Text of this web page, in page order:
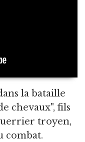
la bataille
chevaux", fils
troyen,
combat.